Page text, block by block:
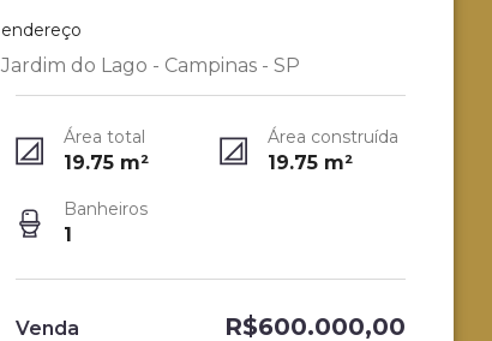
endereço
Jardim do Lago - Campinas - SP
Área total
19.75m²
Área construída
19.75 m²
Banheiros
1
Venda R$600.000,00